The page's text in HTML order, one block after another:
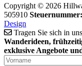
Copyright © 2026
505910 Steuernummer:
Design
Tragen Sie sich in
Wanderideen,
exklusive Angebote